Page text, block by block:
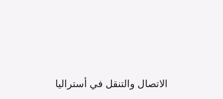
الاتصال والتنقل في أستراليا